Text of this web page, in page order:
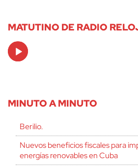
MATUTINO DE RADIO
Audio
Player
MINUTO A MINUTO
Berilio.
Nuevos beneficios fiscales para
energías renovables en Cuba